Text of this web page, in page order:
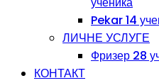
Pekar 14
ЛИЧНЕ УСЛУГЕ
Фризер 28
КОНТАКТ